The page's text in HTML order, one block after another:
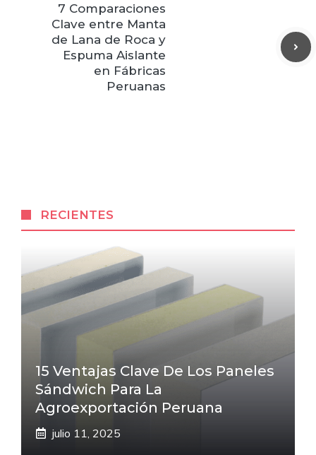
7 Comparaciones
Clave entre Manta
de Lana de Roca y
Espuma Aislante
en Fábricas
Peruanas
RECIENTES
15 Ventajas Clave De Los Paneles
Sándwich Para La
Agroexportación Peruana
julio 11, 2025